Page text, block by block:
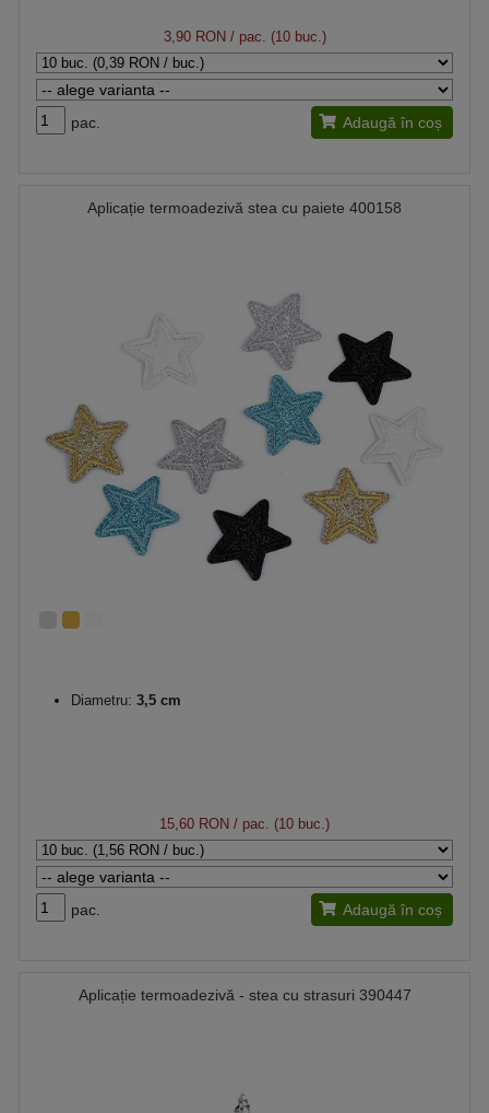
3,90 RON/ pac. (10 buc.)
pac. Adaugă în coș
Aplicație termoadezivă stea cu paiete 400158
Diametru: 3,5 cm
15,60 RON / pac. (10 buc.)
pac. Adaugă în coș
Aplicație termoadezivă - stea cu strasuri 390447